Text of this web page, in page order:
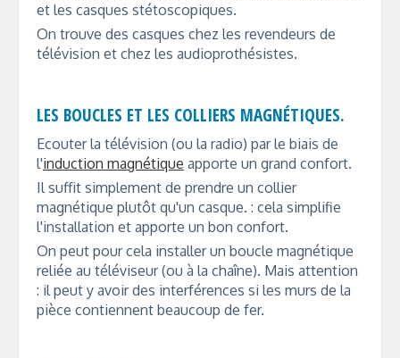
et les casques stétoscopiques.
On trouve des casques chez les revendeurs de
télévision et chez les audioprothésistes.
LES BOUCLES ET LES COLLIERS MAGNÉTIQUES.
Ecouter la télévision (ou la radio) par le biais de
l'induction magnétique apporte un grand confort.
Il suffit simplement de prendre un collier
magnétique plutôt qu'un casque. : cela simplifie
l'installation et apporte un bon confort.
On peut pour cela installer un boucle magnétique
reliée au téléviseur (ou à la chaîne). Mais attention
: il peut y avoir des interférences si les murs de la
pièce contiennent beaucoup de fer.